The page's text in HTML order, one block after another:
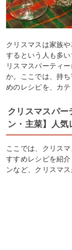
クリスマスは家族
するという人も多
リスマスパーティ
か。ここでは、持
めのレシピを、カテ
クリスマスパー
ン・主菜】人気
ここでは、クリス
すすめレシピを紹
ンなど、クリスマ